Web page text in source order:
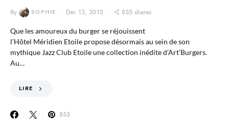
By SOPHIE Dec 13, 2012 855 shares
Que les amoureux du burger se réjouissent
l’Hôtel Méridien Etoile propose désormais au sein de son
mythique Jazz Club Etoile une collection inédite d’Art’Burgers.
Au…
LIRE
855